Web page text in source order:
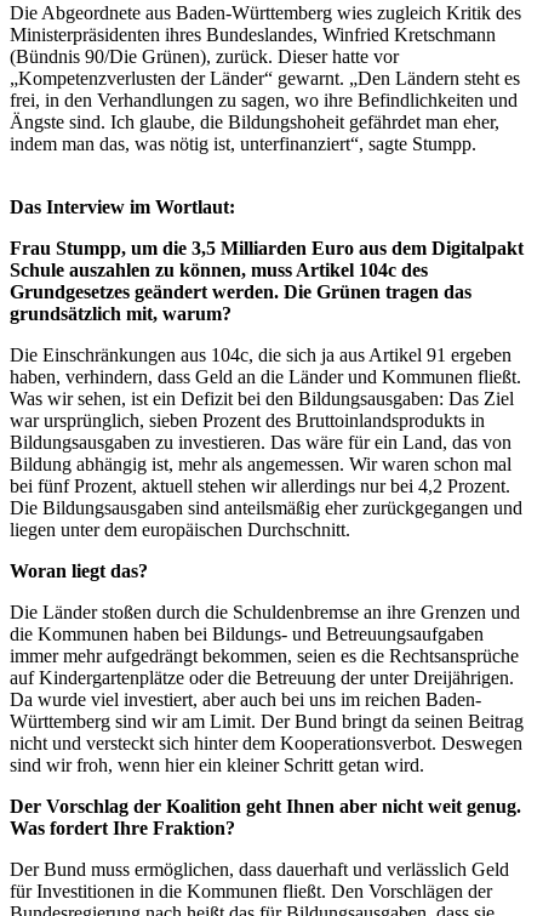
Die Abgeordnete aus Baden-Württemberg wies zugleich Kritik des
Ministerpräsidenten ihres Bundeslandes, Winfried Kretschmann
(Bündnis 90/Die Grünen), zurück. Dieser hatte vor
„Kompetenzverlusten der Länder“ gewarnt. „Den Ländern steht es
frei, in den Verhandlungen zu sagen, wo ihre Befindlichkeiten und
Ängste sind. Ich glaube, die Bildungshoheit gefährdet man eher,
indem man das, was nötig ist, unterfinanziert“, sagte Stumpp.
Das Interview im Wortlaut:
Frau Stumpp, um die 3,5 Milliarden Euro aus dem Digitalpakt
Schule auszahlen zu können, muss Artikel 104c des
Grundgesetzes geändert werden. Die Grünen tragen das
grundsätzlich mit, warum?
Die Einschränkungen aus 104c, die sich ja aus Artikel 91 ergeben
haben, verhindern, dass Geld an die Länder und Kommunen fließt.
Was wir sehen, ist ein Defizit bei den Bildungsausgaben: Das Ziel
war ursprünglich, sieben Prozent des Bruttoinlandsprodukts in
Bildungsausgaben zu investieren. Das wäre für ein Land, das von
Bildung abhängig ist, mehr als angemessen. Wir waren schon mal
bei fünf Prozent, aktuell stehen wir allerdings nur bei 4,2 Prozent.
Die Bildungsausgaben sind anteilsmäßig eher zurückgegangen und
liegen unter dem europäischen Durchschnitt.
Woran liegt das?
Die Länder stoßen durch die Schuldenbremse an ihre Grenzen und
die Kommunen haben bei Bildungs- und Betreuungsaufgaben
immer mehr aufgedrängt bekommen, seien es die Rechtsansprüche
auf Kindergartenplätze oder die Betreuung der unter Dreijährigen.
Da wurde viel investiert, aber auch bei uns im reichen Baden-
Württemberg sind wir am Limit. Der Bund bringt da seinen Beitrag
nicht und versteckt sich hinter dem Kooperationsverbot. Deswegen
sind wir froh, wenn hier ein kleiner Schritt getan wird.
Der Vorschlag der Koalition geht Ihnen aber nicht weit genug.
Was fordert Ihre Fraktion?
Der Bund muss ermöglichen, dass dauerhaft und verlässlich Geld
für Investitionen in die Kommunen fließt. Den Vorschlägen der